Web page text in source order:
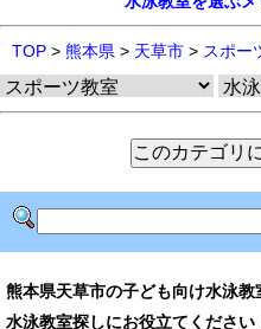
TOP > 熊本県 > 天草市 > スポー
熊本県天草市の子ども向け水泳
水泳教室探しにお役立てください